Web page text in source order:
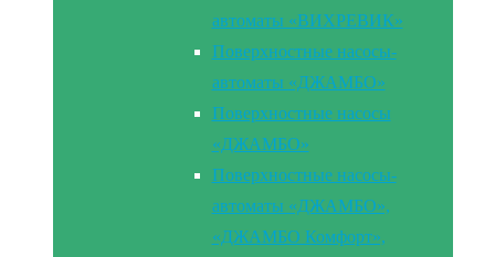
автоматы «ВИХРЕВИК»
Поверхностные насосы-
автоматы «ДЖАМБО»
Поверхностные насосы
«ДЖАМБО»
Поверхностные насосы-
автоматы «ДЖАМБО»,
«ДЖАМБО Комфорт»,